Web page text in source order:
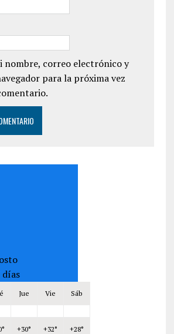
nombre, correo electrónico y
para la próxima vez
Jue Vie Sáb
+30° +32° +28°